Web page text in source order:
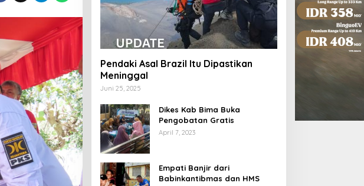
Pendaki Asal Brazil Itu Dipastikan
Meninggal
Juni 25, 2025
Dikes Kab Bima Buka
Pengobatan Gratis
April 7, 2023
Empati Banjir dari
Babinkantibmas dan HMS